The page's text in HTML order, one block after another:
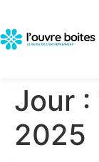
Jour :
2025